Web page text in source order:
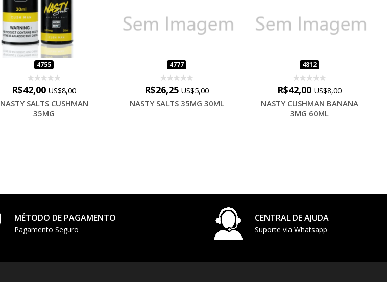
4755
R$42,00 US$8,00
NASTY SALTS CUSHMAN
35MG
4777
R$26,25 US$5,00
NASTY SALTS 35MG 30ML
4812
R$42,00 US$8,00
NASTY CUSHMAN BANANA
3MG 60ML
MÉTODO DE PAGAMENTO
Pagamento Seguro
CENTRAL DE AJUDA
Suporte via Whatsapp